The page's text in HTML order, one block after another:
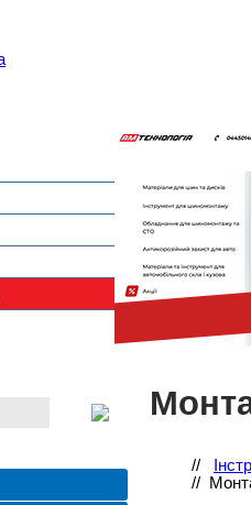
//
//